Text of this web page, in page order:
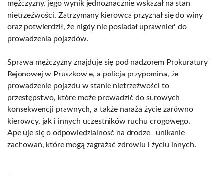
mężczyzny, jego wynik jednoznacznie wskazał na stan
nietrzeźwości. Zatrzymany kierowca przyznał się do winy
oraz potwierdził, że nigdy nie posiadał uprawnień do
prowadzenia pojazdów.
Sprawa mężczyzny znajduje się pod nadzorem Prokuratury
Rejonowej w Pruszkowie, a policja przypomina, że
prowadzenie pojazdu w stanie nietrzeźwości to
przestępstwo, które może prowadzić do surowych
konsekwencji prawnych, a także naraża życie zarówno
kierowcy, jak i innych uczestników ruchu drogowego.
Apeluje się o odpowiedzialność na drodze i unikanie
zachowań, które mogą zagrażać zdrowiu i życiu innych.